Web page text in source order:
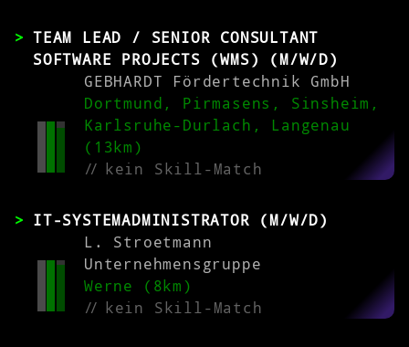
TEAM LEAD / SENIOR CONSULTANT
SOFTWARE PROJECTS (WMS) (M/W/D)
GEBHARDT Fördertechnik GmbH
Dortmund, Pirmasens, Sinsheim,
Karlsruhe-Durlach, Langenau
(13km)
//kein Skill-Match
IT-SYSTEMADMINISTRATOR (M/W/D)
L. Stroetmann
Unternehmensgruppe
Werne (8km)
//kein Skill-Match